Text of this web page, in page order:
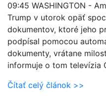
09:45 WASHINGTON -
Trump v utorok opäť
dokumentov, ktoré jeho
podpísal pomocou
dokumenty, vrátane
informuje o tom televízia
Čítať celý článok >>